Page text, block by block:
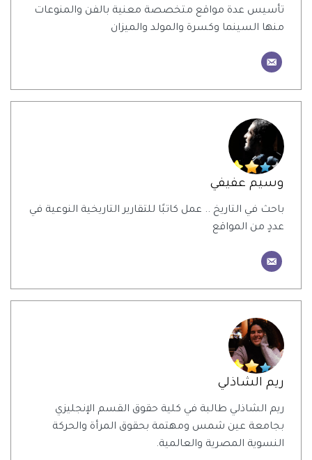
تأسيس عدة مواقع متخصصة معنية بالفن والمنوعات
منها السينما وكسرة والمولد والميزان
وسيم عفيفي
باحث في التاريخ .. عمل كاتبًا للتقارير التاريخية النوعية في
عددٍ من المواقع
ريم الشاذلي
ريم الشاذلي طالبة في كلية حقوق القسم الإنجليزي
بجامعة عين شمس ومهتمة بحقوق المرأة والحركة
النسوية المصرية والعالمية.